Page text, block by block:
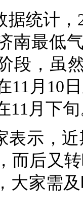
据统计，
南最低
段，虽
11月10
11月下旬
表示，
而后又
大家需